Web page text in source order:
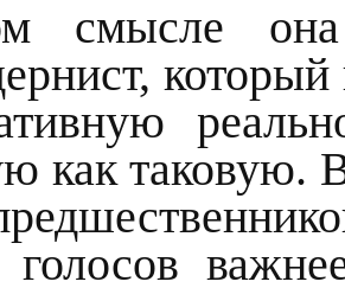
смысле она
как таковую.
голосов